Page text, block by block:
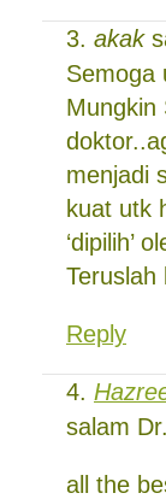
akak
Semoga
Mungkin
menjadi
kuat utk
‘dipilih’
Teruslah
Reply
salam
all the